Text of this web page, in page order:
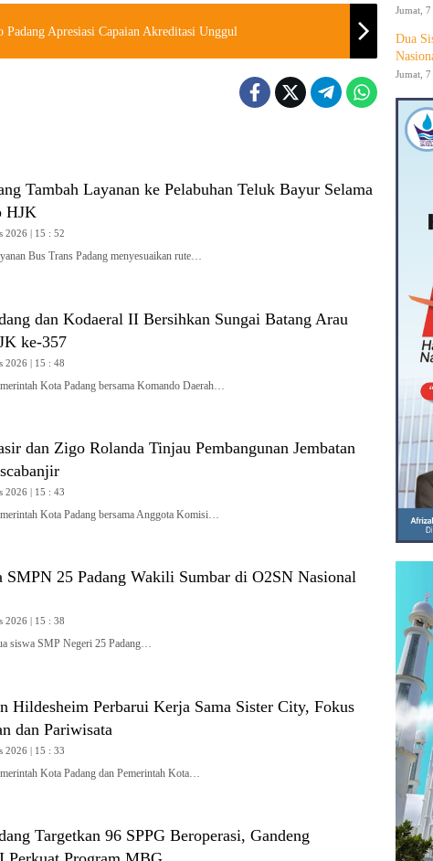
Apresiasi Capaian Akreditasi Unggul
Tambah Layanan ke Pelabuhan Teluk Bayur Selama
HJK
2026 | 15 : 52
Bus Trans Padang menyesuaikan rute…
dan Kodaeral II Bersihkan Sungai Batang Arau
ke-357
2026 | 15 : 48
Kota Padang bersama Komando Daerah…
dan Zigo Rolanda Tinjau Pembangunan Jembatan
2026 | 15 : 43
Kota Padang bersama Anggota Komisi…
SMPN 25 Padang Wakili Sumbar di O2SN Nasional
2026 | 15 : 38
siswa SMP Negeri 25 Padang…
Hildesheim Perbarui Kerja Sama Sister City, Fokus
dan Pariwisata
2026 | 15 : 33
Kota Padang dan Pemerintah Kota…
Targetkan 96 SPPG Beroperasi, Gandeng
Jumat,
Dua
Jumat,